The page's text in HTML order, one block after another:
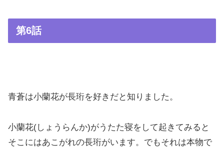
第6話
青蒼は小蘭花が長珩を好きだと知りました。
小蘭花(しょうらんか)がうたた寝をして起きてみると
そこにはあこがれの長珩がいます。でもそれは本物で